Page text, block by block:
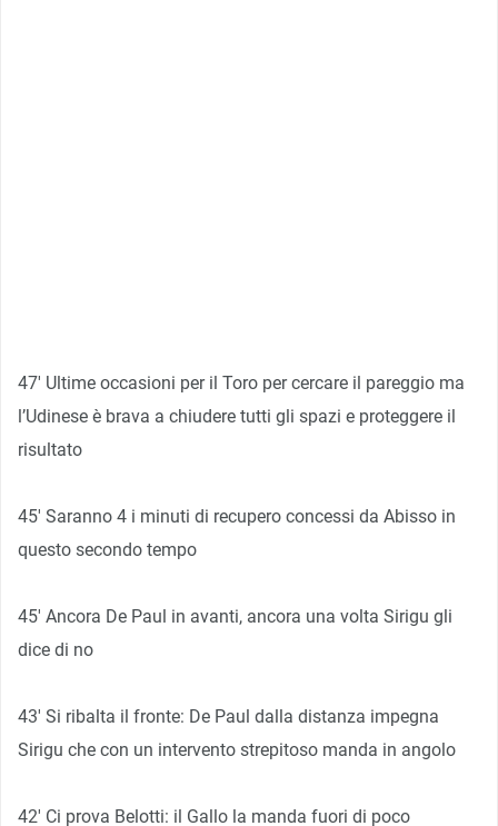
47′ Ultime occasioni per il Toro per cercare il pareggio ma
l’Udinese è brava a chiudere tutti gli spazi e proteggere il
risultato
45′ Saranno 4 i minuti di recupero concessi da Abisso in
questo secondo tempo
45′ Ancora De Paul in avanti, ancora una volta Sirigu gli
dice di no
43′ Si ribalta il fronte: De Paul dalla distanza impegna
Sirigu che con un intervento strepitoso manda in angolo
42′ Ci prova Belotti: il Gallo la manda fuori di poco